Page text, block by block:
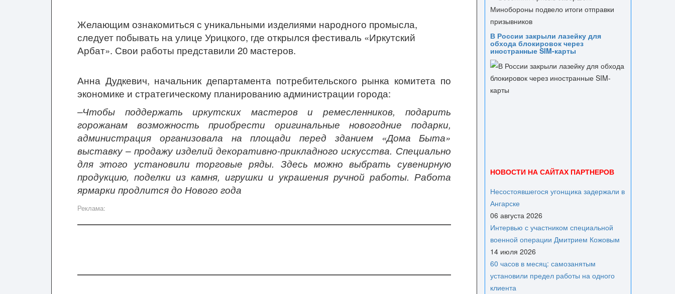
Желающим ознакомиться с уникальными изделиями народного промысла,
следует побывать на улице Урицкого, где открылся фестиваль «Иркутский
Арбат». Свои работы представили 20 мастеров.
Анна Дудкевич, начальник департамента потребительского рынка комитета по
экономике и стратегическому планированию администрации города:
–Чтобы поддержать иркутских мастеров и ремесленников, подарить
горожанам возможность приобрести оригинальные новогодние подарки,
администрация организовала на площади перед зданием «Дома Быта»
выставку – продажу изделий декоративно-прикладного искусства. Специально
для этого установили торговые ряды. Здесь можно выбрать сувенирную
продукцию, поделки из камня, игрушки и украшения ручной работы. Работа
ярмарки продлится до Нового года
Реклама:
В России закрыли лазейку для
обхода блокировок через
иностранные SIM-карты
НОВОСТИ НА САЙТАХ ПАРТНЕРОВ
Несостоявшегося угонщика задержали в
Ангарске
06 августа 2026
Интервью с участником специальной
военной операции Дмитрием Кожовым
14 июля 2026
60 часов в месяц: самозанятым
установили предел работы на одного
клиента